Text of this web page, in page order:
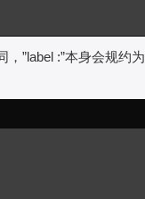
”label :”本身会规约为